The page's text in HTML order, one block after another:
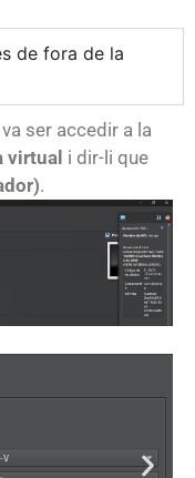
de fora de la
ser accedir a la
virtual i dir-li que
.